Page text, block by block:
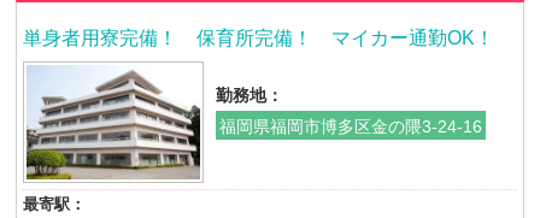
単身者用寮完備！ 保育所完備！ マイカー通勤OK！
勤務地：
福岡県福岡市博多区金の隈3-24-16
最寄駅：